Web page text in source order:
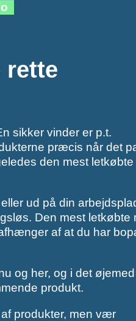
rette
sikker vinder er p.t.
præcis når det
den mest letkøbte
ud på din
Den mest letkøbte
af at du har
og her, og i det
produkt.
produkter, men vær